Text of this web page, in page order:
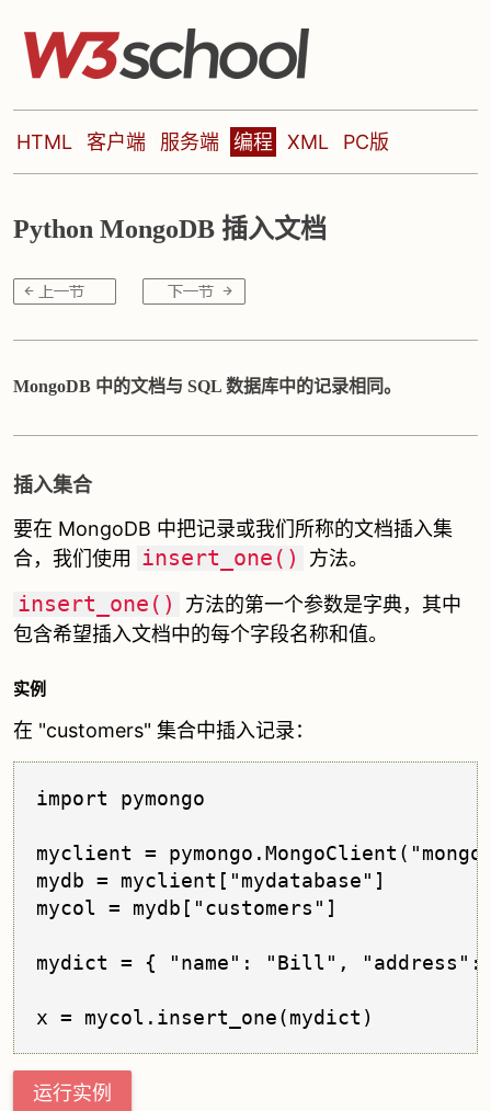
HTML 客户端 服务端 编程 XML PC版
Python MongoDB 插入文档
MongoDB 中的文档与 SQL 数据库中的记录相同。
插入集合
要在 MongoDB 中把记录或我们所称的文档插入集
合，我们使用
insert_one() 方法。
insert_one()
方法的第一个参数是字典，其中
包含希望插入文档中的每个字段名称和值。
实例
在 "customers" 集合中插入记录：
import pymongo
myclient =
mydb = myclient["mydatabase"]
mycol = mydb["customers"]
mydict = { "name": "Bill", "address":
运行实例